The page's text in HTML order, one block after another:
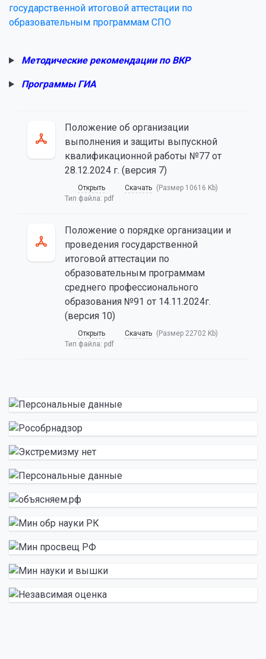
государственной итоговой аттестации по
образовательным программам СПО
Методические рекомендации по ВКР
Программы ГИА
Положение об организации
выполнения и защиты выпускной
квалификационной работы №77 от
28.12.2024 г. (версия 7)
Открыть Скачать (Размер 10616 Kb)
Тип файла: pdf
Положение о порядке организации и
проведения государственной
итоговой аттестации по
образовательным программам
среднего профессионального
образования №91 от 14.11.2024г.
(версия 10)
Открыть Скачать (Размер 22702 Kb)
Тип файла: pdf